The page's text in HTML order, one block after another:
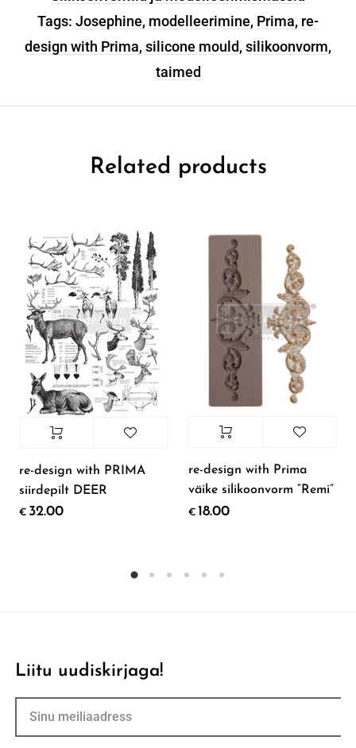
Tags: Josephine, modelleerimine, Prima, re-
design with Prima, silicone mould, silikoonvorm,
taimed
Related products
re-design with PRIMA
siirdepilt DEER
€ 32.00
re-design with Prima
väike silikoonvorm “Remi”
€ 18.00
Liitu uudiskirjaga!